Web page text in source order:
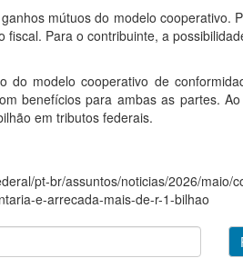
mútuos do modelo cooperativo.
fiscal. Para o contribuinte, a
do modelo cooperativo de
benefícios para ambas as partes.
em tributos federais.
pt-br/assuntos/noticias/2026/
e-arrecada-mais-de-r-1-bilhao